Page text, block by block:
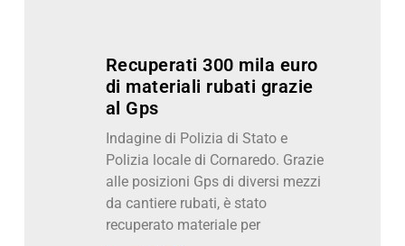
Recuperati 300 mila euro
di materiali rubati grazie
al Gps
Indagine di Polizia di Stato e
Polizia locale di Cornaredo. Grazie
alle posizioni Gps di diversi mezzi
da cantiere rubati, è stato
recuperato materiale per